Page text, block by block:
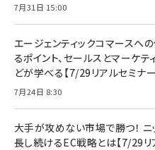
7月31日 15:00
エージェンティックコマースへ
るポイント、セールスとマーケ
どが学べる【7/29リアルセミナ
7月24日 8:30
大手が攻めない市場で勝つ！
長し続けるEC戦略とは【7/29リ